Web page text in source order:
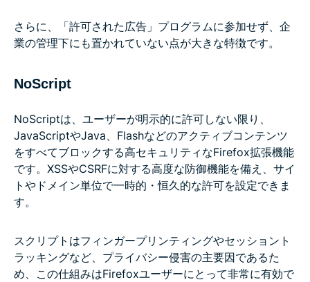
さらに、「許可された広告」プログラムに参加せず、企
業の管理下にも置かれていない点が大きな特徴です。
NoScript
NoScriptは、ユーザーが明示的に許可しない限り、
JavaScriptやJava、Flashなどのアクティブコンテンツ
をすべてブロックする高セキュリティなFirefox拡張機能
です。XSSやCSRFに対する高度な防御機能を備え、サイ
トやドメイン単位で一時的・恒久的な許可を設定できま
す。
スクリプトはフィンガープリンティングやセッショント
ラッキングなど、プライバシー侵害の主要因であるた
め、この仕組みはFirefoxユーザーにとって非常に有効で